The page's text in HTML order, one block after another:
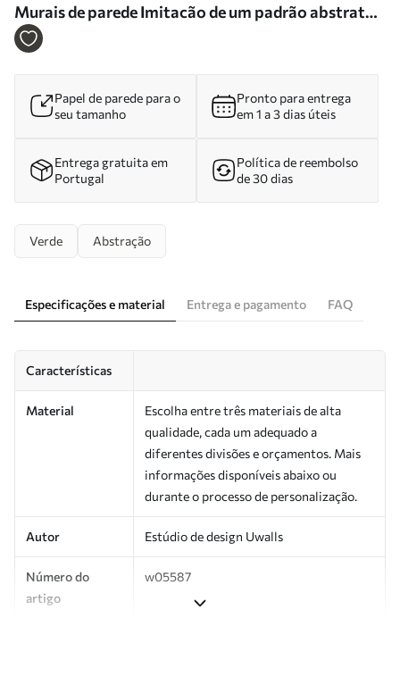
Murais de parede Imitacão de um padrão abstrato
com textura de mármore, em tons de verde e
Papel de parede para o
seu tamanho
Pronto para entrega
em 1 a 3 dias úteis
Entrega gratuita em
Portugal
Política de reembolso
de 30 dias
Verde Abstração
Especificações e material Entrega e pagamento FAQ
Características
Material
Escolha entre três materiais de alta
qualidade, cada um adequado a
diferentes divisões e orçamentos. Mais
informações disponíveis abaixo ou
durante o processo de personalização.
Autor Estúdio de design Uwalls
Número do
artigo
w05587